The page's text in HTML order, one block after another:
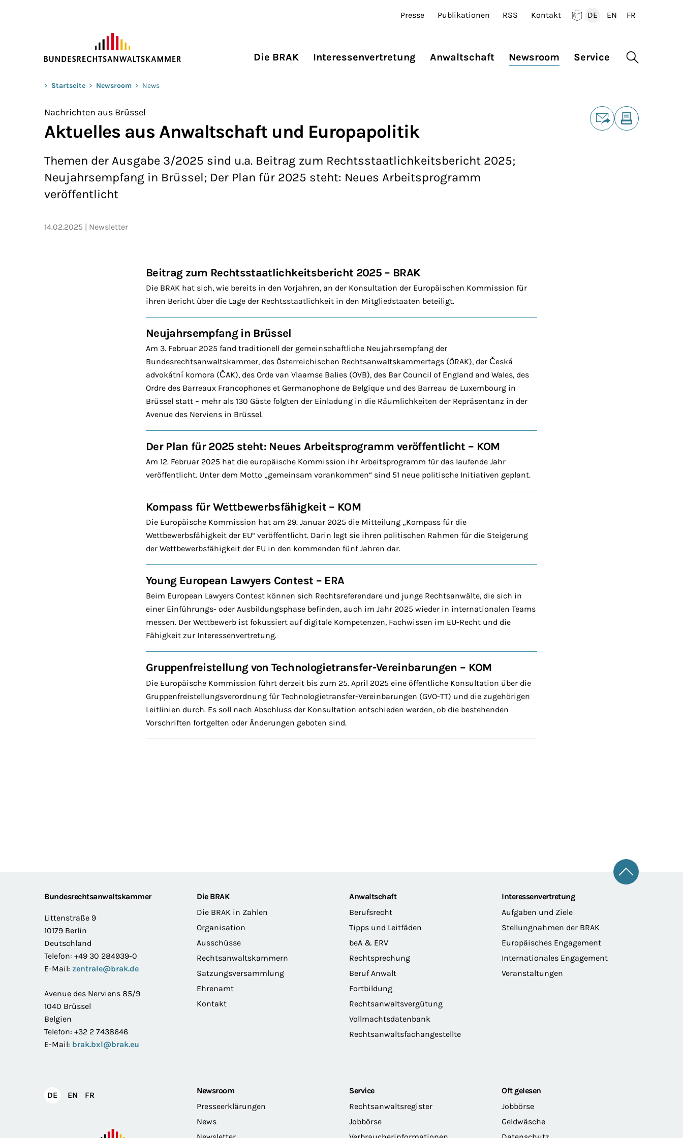
Presse Publikationen RSS Kontakt
DE
EN
FR
Die BRAK Interessenvertretung Anwaltschaft Newsroom Service Suche
Sie befinden sich hier:
> Startseite > Newsroom > News
Nachrichten aus Brüssel
Aktuelles aus Anwaltschaft und Europapolitik
Themen der Ausgabe 3/2025 sind u.a. Beitrag zum Rechtsstaatlichkeitsbericht 2025;
Neujahrsempfang in Brüssel; Der Plan für 2025 steht: Neues Arbeitsprogramm
veröffentlicht
14.02.2025 Newsletter
Beitrag zum Rechtsstaatlichkeitsbericht 2025 – BRAK
Die BRAK hat sich, wie bereits in den Vorjahren, an der Konsultation der Europäischen Kommission für
ihren Bericht über die Lage der Rechtsstaatlichkeit in den Mitgliedstaaten beteiligt.
Neujahrsempfang in Brüssel
Am 3. Februar 2025 fand traditionell der gemeinschaftliche Neujahrsempfang der
Bundesrechtsanwaltskammer, des Österreichischen Rechtsanwaltskammertags (ÖRAK), der Česká
advokátní komora (ČAK), des Orde van Vlaamse Balies (OVB), des Bar Council of England and Wales, des
Ordre des Barreaux Francophones et Germanophone de Belgique und des Barreau de Luxembourg in
Brüssel statt – mehr als 130 Gäste folgten der Einladung in die Räumlichkeiten der Repräsentanz in der
Avenue des Nerviens in Brüssel.
Der Plan für 2025 steht: Neues Arbeitsprogramm veröffentlicht – KOM
Am 12. Februar 2025 hat die europäische Kommission ihr Arbeitsprogramm für das laufende Jahr
veröffentlicht. Unter dem Motto „gemeinsam vorankommen“ sind 51 neue politische Initiativen geplant.
Kompass für Wettbewerbsfähigkeit – KOM
Die Europäische Kommission hat am 29. Januar 2025 die Mitteilung „Kompass für die
Wettbewerbsfähigkeit der EU“ veröffentlicht. Darin legt sie ihren politischen Rahmen für die Steigerung
der Wettbewerbsfähigkeit der EU in den kommenden fünf Jahren dar.
Young European Lawyers Contest – ERA
Beim European Lawyers Contest können sich Rechtsreferendare und junge Rechtsanwälte, die sich in
einer Einführungs- oder Ausbildungsphase befinden, auch im Jahr 2025 wieder in internationalen Teams
messen. Der Wettbewerb ist fokussiert auf digitale Kompetenzen, Fachwissen im EU-Recht und die
Fähigkeit zur Interessenvertretung.
Gruppenfreistellung von Technologietransfer-Vereinbarungen – KOM
Die Europäische Kommission führt derzeit bis zum 25. April 2025 eine öffentliche Konsultation über die
Gruppenfreistellungsverordnung für Technologietransfer-Vereinbarungen (GVO-TT) und die zugehörigen
Leitlinien durch. Es soll nach Abschluss der Konsultation entschieden werden, ob die bestehenden
Vorschriften fortgelten oder Änderungen geboten sind.
Footer
Zum
Bundesrechtsanwaltskammer
Littenstraße 9
10179 Berlin
Deutschland
Telefon: +49 30 284939-0
E-Mail: zentrale@brak.de
Avenue des Nerviens 85/9
1040 Brüssel
Belgien
Telefon: +32 2 7438646
E-Mail: brak.bxl@brak.eu
Die BRAK
Die BRAK in Zahlen
Organisation
Ausschüsse
Rechtsanwaltskammern
Satzungsversammlung
Ehrenamt
Kontakt
Anwaltschaft
Berufsrecht
Tipps und Leitfäden
beA & ERV
Rechtsprechung
Beruf Anwalt
Fortbildung
Rechtsanwaltsvergütung
Vollmachtsdatenbank
Rechtsanwaltsfachangestellte
Interessenvertretung
Aufgaben und Ziele
Stellungnahmen der BRAK
Europäisches Engagement
Internationales Engagement
Veranstaltungen
DEDeutsch
EN English
FR
Newsroom
Presseerklärungen
News
Service
Rechtsanwaltsregister
Jobbörse
Oft gelesen
Jobbörse
Geldwäsche